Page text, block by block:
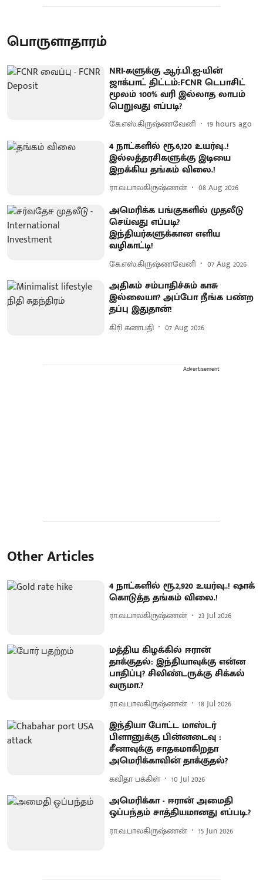
பொருளாதாரம்
NRI-களுக்கு ஆர்.பி.ஐ-யின்
ஜாக்பாட் திட்டம்:FCNR டெபாசிட்
மூலம் 100% வரி இல்லாத லாபம்
பெறுவது எப்படி?
கே.எஸ்.கிருஷ்ணவேனி 19 hours ago
4 நாட்களில் ரூ.6,120 உயர்வு..!
இல்லத்தரசிகளுக்கு இடியை
இறக்கிய தங்கம் விலை.!
ரா.வ.பாலகிருஷ்ணன் 08 Aug 2026
அமெரிக்க பங்குகளில் முதலீடு
செய்வது எப்படி?
இந்தியர்களுக்கான எளிய
வழிகாட்டி!
கே.எஸ்.கிருஷ்ணவேனி 07 Aug 2026
அதிகம் சம்பாதிச்சும் காசு
இல்லையா? அப்போ நீங்க பண்ற
தப்பு இதுதான்!
கிரி கணபதி 07 Aug 2026
Advertisement
Other Articles
4 நாட்களில் ரூ.2,920 உயர்வு..! ஷாக்
கொடுத்த தங்கம் விலை.!
ரா.வ.பாலகிருஷ்ணன் 23 Jul 2026
மத்திய கிழக்கில் ஈரான்
தாக்குதல்: இந்தியாவுக்கு என்ன
பாதிப்பு? சிலிண்டருக்கு சிக்கல்
வருமா.?
ரா.வ.பாலகிருஷ்ணன் 18 Jul 2026
இந்தியா போட்ட மாஸ்டர்
பிளானுக்கு பின்னடைவு :
சீனாவுக்கு சாதகமாகிறதா
அமெரிக்காவின் தாக்குதல்?
கவிதா பக்கிள் 10 Jul 2026
அமெரிக்கா - ஈரான் அமைதி
ஒப்பந்தம் சாத்தியமானது எப்படி.?
ரா.வ.பாலகிருஷ்ணன் 15 Jun 2026